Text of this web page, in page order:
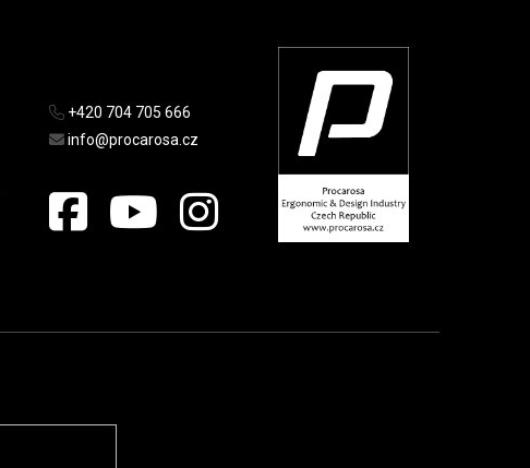
+420 704 705 666
info@procarosa.cz